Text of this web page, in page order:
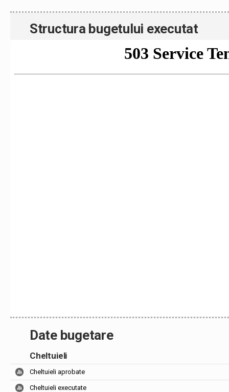
Structura bugetului executat
Date bugetare
Cheltuieli
Cheltuieli aprobate
Cheltuieli executate